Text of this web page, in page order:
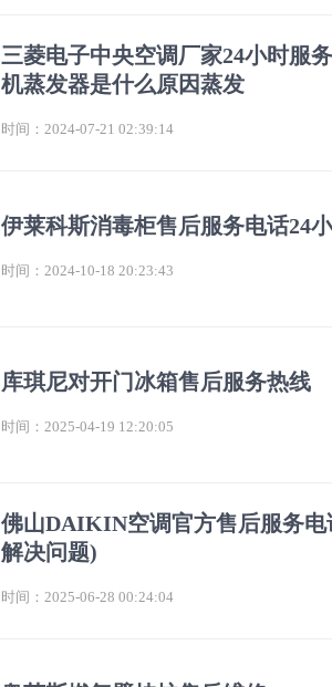
三菱电子中央空调厂家24小时服
机蒸发器是什么原因蒸发
时间：2024-07-21 02:39:14
伊莱科斯消毒柜售后服务电话24
时间：2024-10-18 20:23:43
库琪尼对开门冰箱售后服务热线
时间：2025-04-19 12:20:05
佛山DAIKIN空调官方售后服务电
解决问题)
时间：2025-06-28 00:24:04